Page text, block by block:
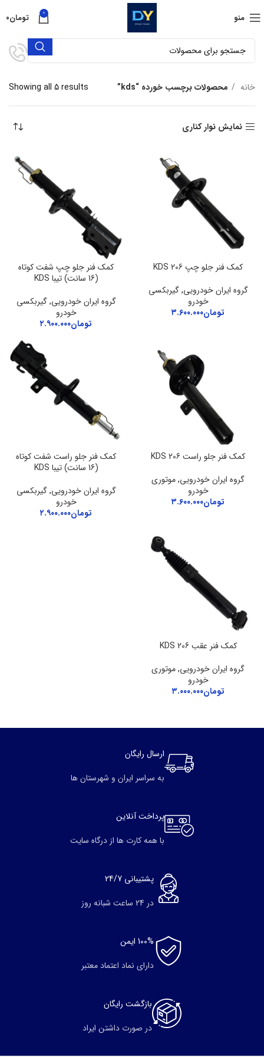
منو 0 تومان۰
خانه محصولات برچسب خورده “kds” Showing all 5 results
نمایش نوار کناری
کمک فنر جلو چپ 206 KDS
گروه ایران خودرویی,گیربکسی
خودرو
تومان۳.۶۰۰.۰۰۰
کمک فنر جلو چپ شفت کوتاه
(16 سانت) تیبا KDS
گروه ایران خودرویی,گیربکسی
خودرو
تومان۲.۹۰۰.۰۰۰
کمک فنر جلو راست 206 KDS
گروه ایران خودرویی,موتوری
خودرو
تومان۳.۶۰۰.۰۰۰
کمک فنر جلو راست شفت کوتاه
(16 سانت) تیبا KDS
گروه ایران خودرویی,گیربکسی
خودرو
تومان۲.۹۰۰.۰۰۰
کمک فنر عقب 206 KDS
گروه ایران خودرویی,موتوری
خودرو
تومان۳.۰۰۰.۰۰۰
ارسال رایگان
به سراسر ایران و شهرستان ها
پرداخت آنلاین
با همه کارت ها از درگاه سایت
پشتیبانی 24/7
در 24 ساعت شبانه روز
100% ایمن
دارای نماد اعتماد معتبر
بازگشت رایگان
در صورت داشتن ایراد